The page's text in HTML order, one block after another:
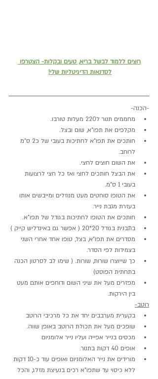
רוצים ללמוד לבשל בריא, טעים ובקלות- הצטרפו
לסדנאות הדיגיטליות שלי!
-הכנה-
מחממים תנור ל220 מעלות טורבו.
מקלפים את תפו"א, שום ובצל.
חותכים את תפו"א לחתיכות בעובי של כ2 ס"מ
לרוחב.
את השום חוצים לחצי.
את הבצל חותכים לחצי ואז כל חצי לרצועות
בעובי 1 ס"מ.
את הטופו סוחטים מעט מנוזלים ומייבשים אותו
בעזרת מגבת נייר.
חותכים את הטופו לחתיכות בגודל של תפו"א.
בתבנית בגודל 20*20 ( אפשר גם באינדליש קייק )
מסדרים את תפו"א, בצל, טופו אחד אחרי השני
בצמידות לפי הסדר.
כך שייוצרו שורות, שורות. ( שימו לב לסרטון הכנה
בתחתית הפוסט)
מפזרים מעל את שיני השום ודוחפים אותם מעט
בין הירקות.
רוטב-
בקערית מערבבים יחד את כל מרכיבי הרוטב
שופכים מעל את תכולת הרוטב באופן שווה.
מכסים בנייר אפייה ועליו נייר אלומניום
אופים 40 דקות בתנור.
מורידים את נייר האלומניום ואופים עוד כ-10 דקות
ללא כיסוי עד שתפו"א רכים בנעיצת מזלג, והכל